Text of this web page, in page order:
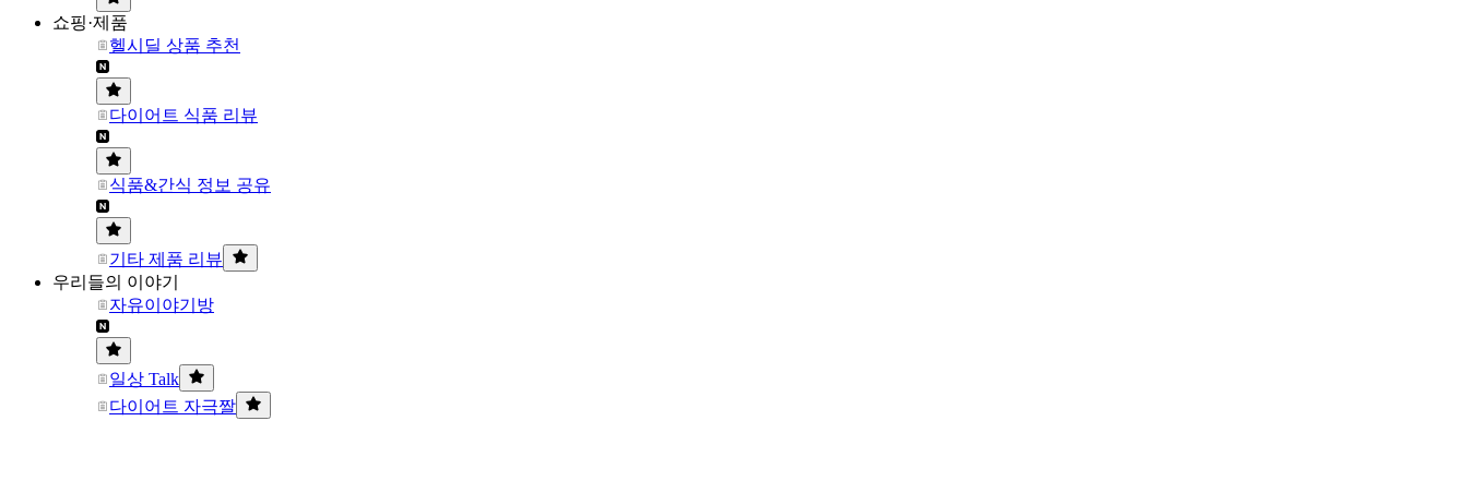
쇼핑·제품
헬시딜 상품 추천
다이어트 식품 리뷰
식품&간식 정보 공유
기타 제품 리뷰
우리들의 이야기
자유이야기방
일상 Talk
다이어트 자극짤